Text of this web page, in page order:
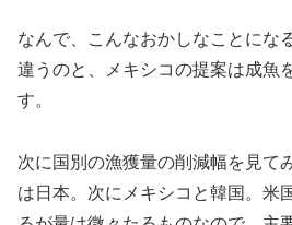
なんで、こんなおかしなことにな
違うのと、メキシコの提案は成魚
す。
次に国別の漁獲量の削減幅を見て
は日本。次にメキシコと韓国。米